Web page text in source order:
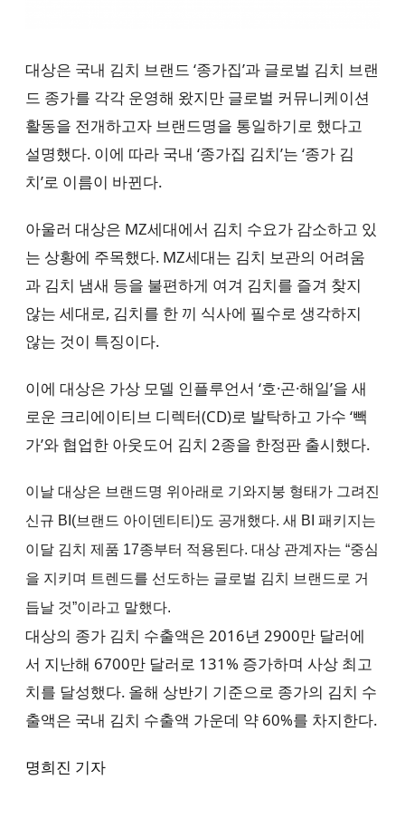
대상은 국내 김치 브랜드 ‘종가집’과 글로벌 김치 브랜
드 종가를 각각 운영해 왔지만 글로벌 커뮤니케이션
활동을 전개하고자 브랜드명을 통일하기로 했다고
설명했다. 이에 따라 국내 ‘종가집 김치’는 ‘종가 김
치’로 이름이 바뀐다.
아울러 대상은 MZ세대에서 김치 수요가 감소하고 있
는 상황에 주목했다. MZ세대는 김치 보관의 어려움
과 김치 냄새 등을 불편하게 여겨 김치를 즐겨 찾지
않는 세대로, 김치를 한 끼 식사에 필수로 생각하지
않는 것이 특징이다.
이에 대상은 가상 모델 인플루언서 ‘호·곤·해일’을 새
로운 크리에이티브 디렉터(CD)로 발탁하고 가수 ‘빽
가’와 협업한 아웃도어 김치 2종을 한정판 출시했다.
이날 대상은 브랜드명 위아래로 기와지붕 형태가 그려진
신규 BI(브랜드 아이덴티티)도 공개했다. 새 BI 패키지는
이달 김치 제품 17종부터 적용된다. 대상 관계자는 “중심
을 지키며 트렌드를 선도하는 글로벌 김치 브랜드로 거
듭날 것”이라고 말했다.
대상의 종가 김치 수출액은 2016년 2900만 달러에
서 지난해 6700만 달러로 131% 증가하며 사상 최고
치를 달성했다. 올해 상반기 기준으로 종가의 김치 수
출액은 국내 김치 수출액 가운데 약 60%를 차지한다.
명희진 기자